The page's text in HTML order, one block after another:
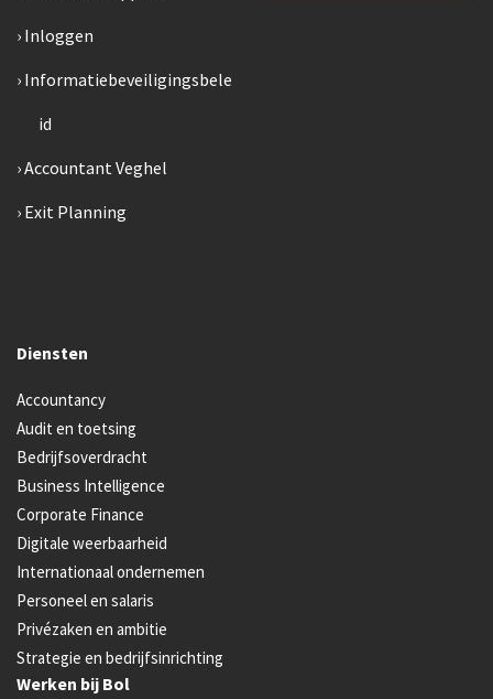
Inloggen
Informatiebeveiligingsbele
id
Accountant Veghel
Exit Planning
Diensten
Accountancy
Audit en toetsing
Bedrijfsoverdracht
Business Intelligence
Corporate Finance
Digitale weerbaarheid
Internationaal ondernemen
Personeel en salaris
Privézaken en ambitie
Strategie en bedrijfsinrichting
Werken bij Bol